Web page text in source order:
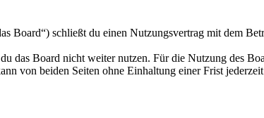
Board“) schließt du einen Nutzungsvertrag mit dem
das Board nicht weiter nutzen. Für die Nutzung des
von beiden Seiten ohne Einhaltung einer Frist